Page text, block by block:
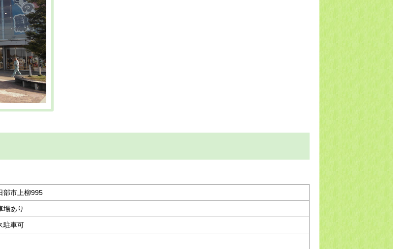
部市上柳995
場あり
駐車可